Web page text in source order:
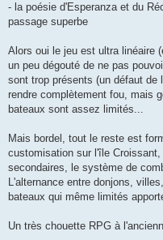
- la poésie d'Esperanza et du
passage superbe
Alors oui le jeu est ultra linéaire
un peu dégouté de ne pas
sont trop présents (un défaut de
rendre complètement fou, mais
bateaux sont assez limités...
Mais bordel, tout le reste est
customisation sur l'île
secondaires, le système de
L'alternance entre donjons,
bateaux qui même limités
Un très chouette RPG à